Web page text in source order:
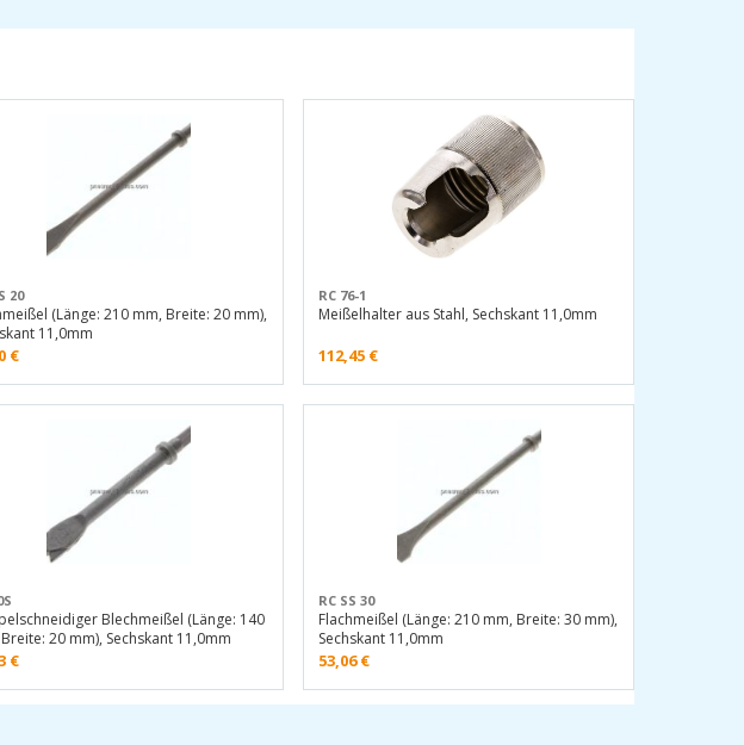
20
(Länge: 210 mm, Breite: 20 mm),
11,0mm
€
RC 76-1
Meißelhalter aus Stahl, Sechskant 11,0mm
112,45 €
Blechmeißel (Länge: 140
20 mm), Sechskant 11,0mm
€
RC SS 30
Flachmeißel (Länge: 210 mm, Breite: 30 mm),
Sechskant 11,0mm
53,06€